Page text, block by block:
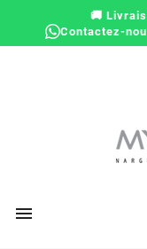
🚚
Contactez-
